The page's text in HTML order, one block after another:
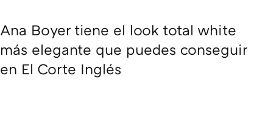
Ana Boyer tiene el look total white
más elegante que puedes conseguir
en El Corte Inglés